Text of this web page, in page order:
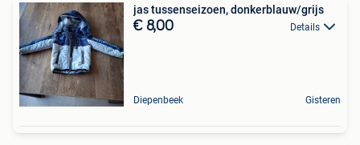
jas tussenseizoen, donkerblauw/grijs
€ 8,00 Details
Diepenbeek Gisteren